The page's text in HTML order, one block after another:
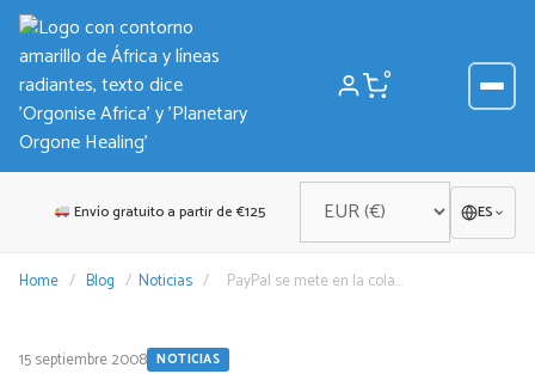
Saltar
contenido
0
Envío gratuito a partir de €125 ES
Home / Blog / Noticias / PayPal se mete en la cola…
15 septiembre 2008 NOTICIAS